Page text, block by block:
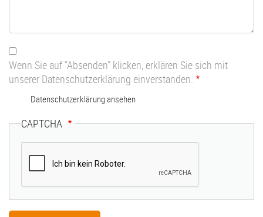
Wenn Sie auf "Absenden" klicken, erklären Sie sich mit
unserer Datenschutzerklärung einverstanden.
Datenschutzerklärung ansehen
CAPTCHA